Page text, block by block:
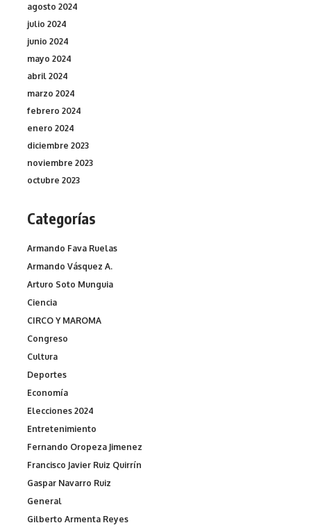
agosto 2024
julio 2024
junio 2024
mayo 2024
abril 2024
marzo 2024
febrero 2024
enero 2024
diciembre 2023
noviembre 2023
octubre 2023
Categorías
Armando Fava Ruelas
Armando Vásquez A.
Arturo Soto Munguia
Ciencia
CIRCO Y MAROMA
Congreso
Cultura
Deportes
Economía
Elecciones 2024
Entretenimiento
Fernando Oropeza Jimenez
Francisco Javier Ruiz Quirrín
Gaspar Navarro Ruiz
General
Gilberto Armenta Reyes